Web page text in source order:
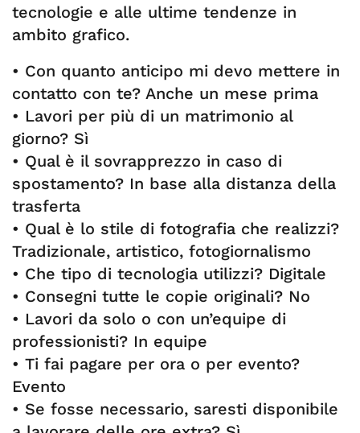
tecnologie e alle ultime tendenze in
ambito grafico.
• Con quanto anticipo mi devo mettere in
contatto con te? Anche un mese prima
• Lavori per più di un matrimonio al
giorno? Sì
• Qual è il sovrapprezzo in caso di
spostamento? In base alla distanza della
trasferta
• Qual è lo stile di fotografia che realizzi?
Tradizionale, artistico, fotogiornalismo
• Che tipo di tecnologia utilizzi? Digitale
• Consegni tutte le copie originali? No
• Lavori da solo o con un’equipe di
professionisti? In equipe
• Ti fai pagare per ora o per evento?
Evento
• Se fosse necessario, saresti disponibile